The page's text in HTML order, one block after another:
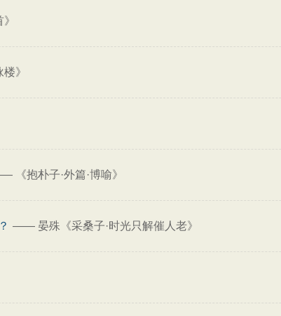
》
《抱朴子·外篇·博喻》
—— 晏殊《采桑子·时光只解催人老》